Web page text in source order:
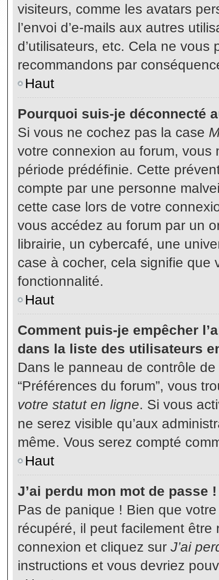
visiteurs, comme les avatars
l’envoi d’e-mails aux autres
d’utilisateurs, etc. Cela ne vous
recommandons par
Haut
Pourquoi suis-je déconnecté
Si vous ne cochez pas la case
votre connexion au forum,
période prédéfinie. Cette
compte par une personne
cette case lors de votre
vous accédez au forum par un
librairie, un cybercafé, une
case à cocher, cela signifie que
fonctionnalité.
Haut
Comment puis-je empêcher
dans la liste des utilisateurs
Dans le panneau de contrôle
“Préférences du forum”, vous
votre statut en ligne. Si vous
ne serez visible qu’aux
même. Vous serez compté
Haut
J’ai perdu mon mot de passe !
Pas de panique ! Bien que
récupéré, il peut facilement
connexion et cliquez sur J’ai
instructions et vous devriez